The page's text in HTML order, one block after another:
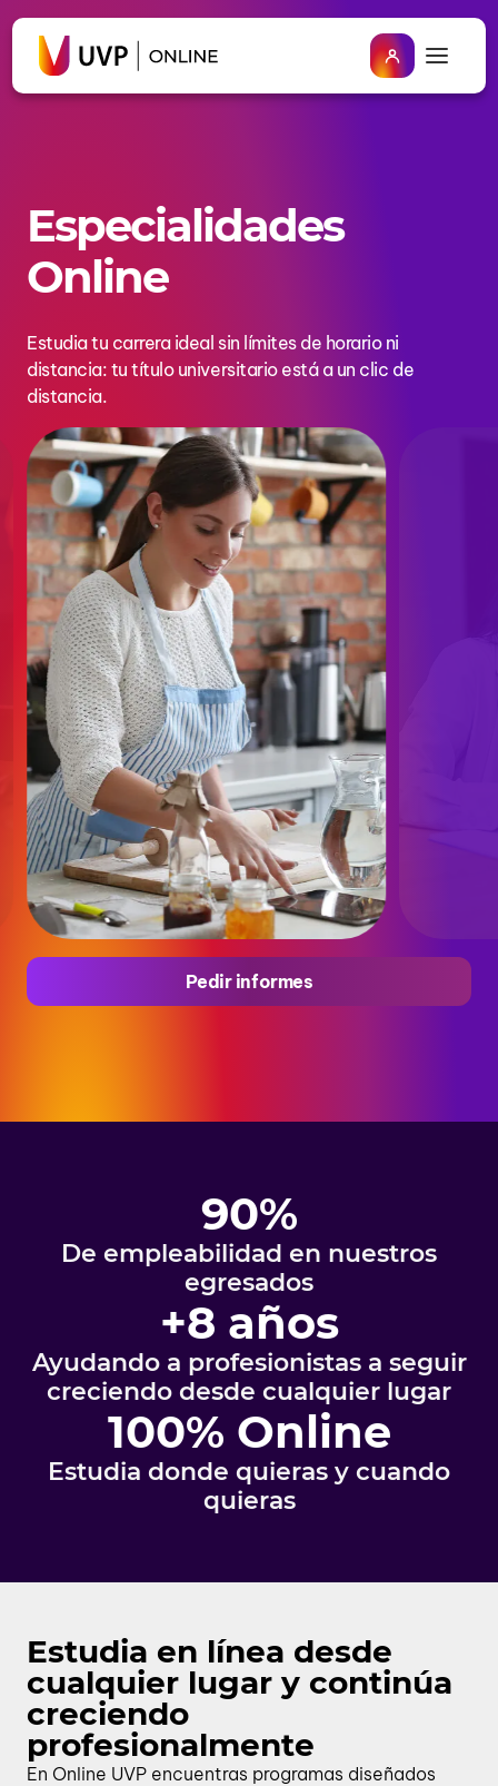
Especialidades
Online
Estudia tu carrera ideal sin límites de horario ni
distancia: tu título universitario está a un clic de
distancia.
Pedir informes
90%
De empleabilidad en nuestros
egresados
+8 años
Ayudando a profesionistas a seguir
creciendo desde cualquier lugar
100% Online
Estudia donde quieras y cuando
quieras
Estudia en línea desde
cualquier lugar y continúa
creciendo
profesionalmente
En Online UVP encuentras programas diseñados